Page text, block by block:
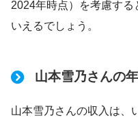
2024年時点）を考慮する
いえるでしょう。
山本雪乃さんの
山本雪乃さんの収入は、